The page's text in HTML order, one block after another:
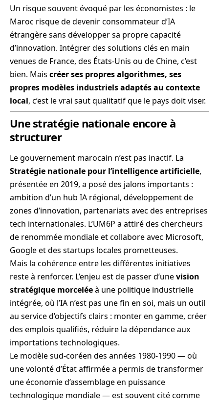
Un risque souvent évoqué par les économistes : le
Maroc risque de devenir consommateur d’IA
étrangère sans développer sa propre capacité
d’innovation. Intégrer des solutions clés en main
venues de France, des États-Unis ou de Chine, c’est
bien. Mais créer ses propres algorithmes, ses
propres modèles industriels adaptés au contexte
local, c’est le vrai saut qualitatif que le pays doit viser.
Une stratégie nationale encore à
structurer
Le gouvernement marocain n’est pas inactif. La
Stratégie nationale pour l’intelligence artificielle,
présentée en 2019, a posé des jalons importants :
ambition d’un hub IA régional, développement de
zones d’innovation, partenariats avec des entreprises
tech internationales. L’UM6P a attiré des chercheurs
de renommée mondiale et collabore avec Microsoft,
Google et des startups locales prometteuses.
Mais la cohérence entre les différentes initiatives
reste à renforcer. L’enjeu est de passer d’unevision
stratégique morceléeà une politique industrielle
intégrée, où l’IA n’est pas une fin en soi, mais un outil
au service d’objectifs clairs : monter en gamme, créer
des emplois qualifiés, réduire la dépendance aux
importations technologiques.
Le modèle sud-coréen des années 1980-1990 — où
une volonté d’État affirmée a permis de transformer
une économie d’assemblage en puissance
technologique mondiale — est souvent cité comme